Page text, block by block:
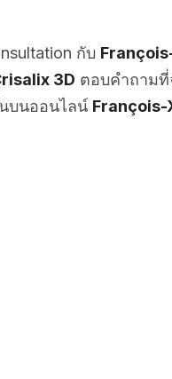
กับ
3D ตอบคำถามที่
บนออนไลน์ François-